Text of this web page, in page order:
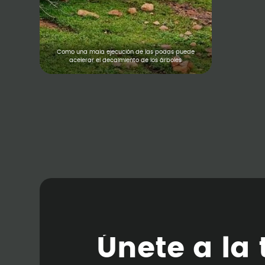
Como una mala ejecución de las podas puede
acelerar el decaimiento de los árboles
Únete a a